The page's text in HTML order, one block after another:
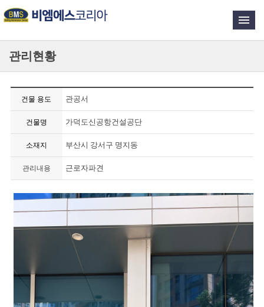
관리현황
건물 용도 관공서
건물명 가덕도신공항건설공단
소재지 부산시 강서구 명지동
관리내용 근로자파견